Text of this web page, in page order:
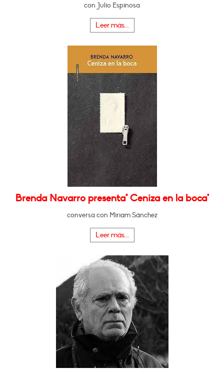
con Julio Espinosa
Leer más...
Brenda Navarro presenta" Ceniza en la boca"
conversa con Miriam Sánchez
Leer más...